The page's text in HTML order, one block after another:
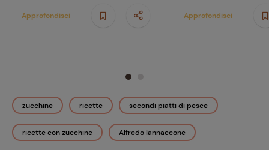
zucchine ricette secondi piatti di pesce
ricette con zucchine Alfredo Iannaccone
Approfondisci Approfondisci